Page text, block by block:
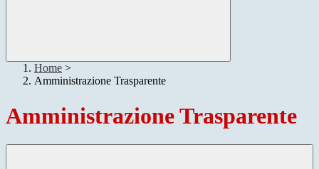
Home >
Amministrazione Trasparente
Amministrazione Trasparente